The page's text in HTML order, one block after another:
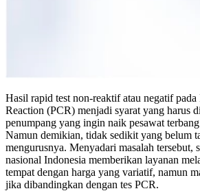
Hasil rapid test non-reaktif atau negatif pada
Reaction (PCR) menjadi syarat yang harus
penumpang yang ingin naik pesawat
Namun demikian, tidak sedikit yang belum
mengurusnya. Menyadari masalah tersebut,
nasional Indonesia memberikan layanan
tempat dengan harga yang variatif, namun
jika dibandingkan dengan tes PCR.